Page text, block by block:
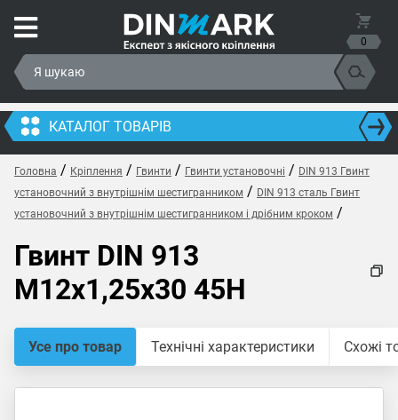
0
КАТАЛОГ ТОВАРІВ
Головна / Кріплення / Гвинти / Гвинти установочні / DIN 913 Гвинт
установочний з внутрішнім шестигранником / DIN 913 сталь Гвинт
установочний з внутрішнім шестигранником і дрібним кроком /
Гвинт DIN 913
M12x1,25x30 45H
Усе про товар Технічні характеристики Схожі